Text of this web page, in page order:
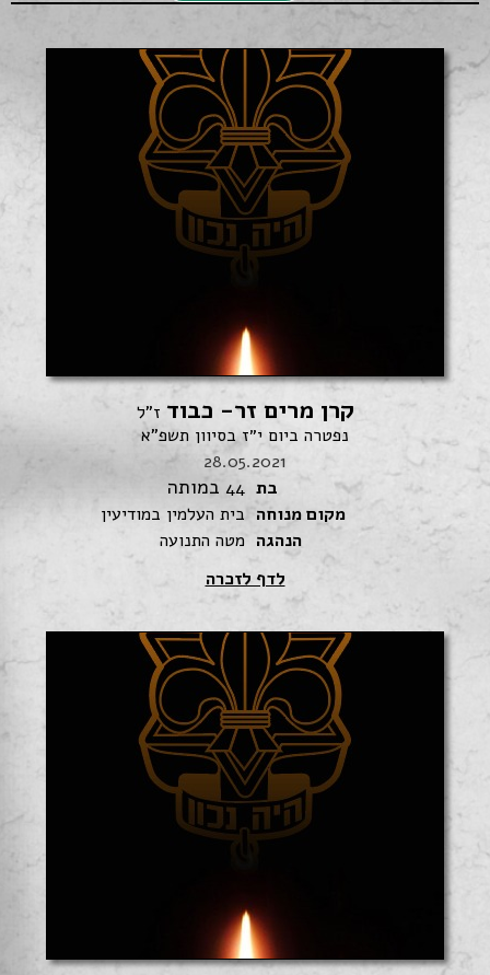
חיפוש
קרן מרים זר- כבוד ז"ל
נפטרה ביום י״ז בסיוון תשפ"א
28.05.2021
בת 44 במותה
מקום מנוחה בית העלמין במודיעין
הנהגה מטה התנועה
לדף לזכרה